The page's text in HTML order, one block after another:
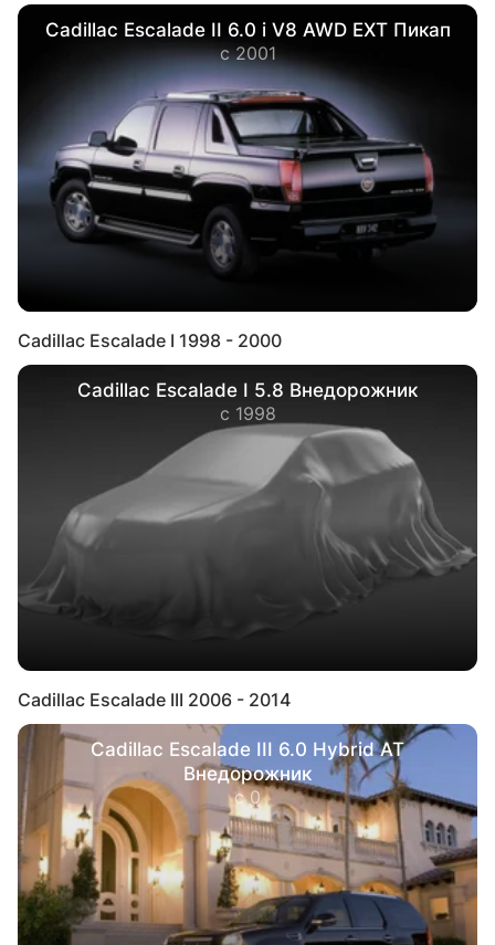
Cadillac Escalade II 6.0 i V8 AWD EXT Пикап
с 2001
Cadillac Escalade I 1998 - 2000
Cadillac Escalade I 5.8 Внедорожник
с 1998
Cadillac Escalade III 2006 - 2014
Cadillac Escalade III 6.0 Hybrid AT
Внедорожник
с 0